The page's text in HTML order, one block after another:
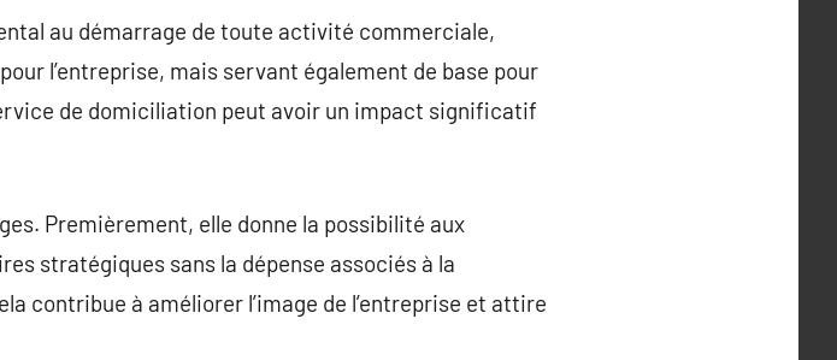
au démarrage de toute activité commerciale,
l’entreprise, mais servant également de base pour
de domiciliation peut avoir un impact significatif
Premièrement, elle donne la possibilité aux
stratégiques sans la dépense associés à la
contribue à améliorer l’image de l’entreprise et attire